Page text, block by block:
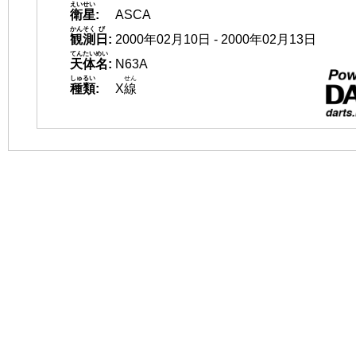
衛星
えいせい
:
ASCA
観測
かんそく
日
び
: 2000年02月10日 - 2000年02月13日
天体名
てんたいめい
: N63A
種類
しゅるい
: X線
せん